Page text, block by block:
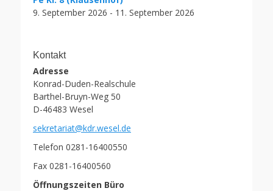
9. September 2026 - 11. September 2026
Kontakt
Adresse
Konrad-Duden-Realschule
Barthel-Bruyn-Weg 50
D-46483 Wesel
sekretariat@kdr.wesel.de
Telefon 0281-16400550
Fax 0281-16400560
Öffnungszeiten Büro